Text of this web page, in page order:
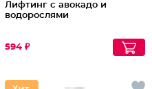
Лифтинг с авокадо и
водорослями
594 ₽